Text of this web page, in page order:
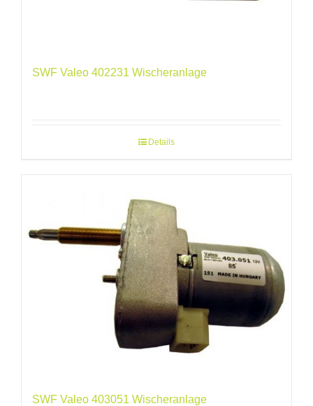
SWF Valeo 402231 Wischeranlage
Details
SWF Valeo 403051 Wischeranlage